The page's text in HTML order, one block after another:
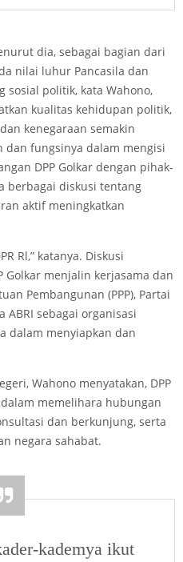
dia, sebagai bagian dari
nilai luhur Pancasila dan
sosial politik, kata Wahono,
kualitas kehidupan politik,
kenegaraan semakin
dan fungsinya dalam mengisi
DPP Golkar dengan pihak-
berbagai diskusi tentang
aktif meningkatkan
Rl,” katanya. Diskusi
Golkar menjalin kerjasama dan
Pembangunan (PPP), Partai
ABRI sebagai organisasi
dalam menyiapkan dan
Wahono menyatakan, DPP
memelihara hubungan
dan berkunjung, serta
negara sahabat.
kademya ikut